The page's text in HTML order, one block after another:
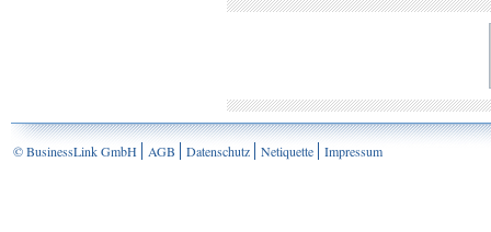
© BusinessLink GmbH AGB Datenschutz Netiquette Impressum